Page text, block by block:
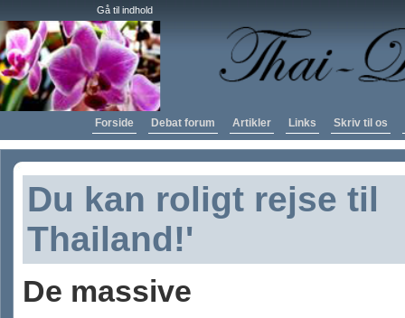
Gå til indhold
Forside Debat forum Artikler Links Skriv til os
Du kan roligt rejse til
Thailand!'
De massive